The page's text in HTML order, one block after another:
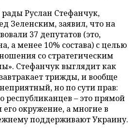
Руслан Стефанчук,
Зеленским, заявил, что на
37 депутатов (это,
а менее 10% состава) с целью
со стратегическим
Стефанчук выглядит как
трижды, и вообще
но по сути прав:
республиканцев – это прямой
окружение, а многие в
поддерживают Украину.